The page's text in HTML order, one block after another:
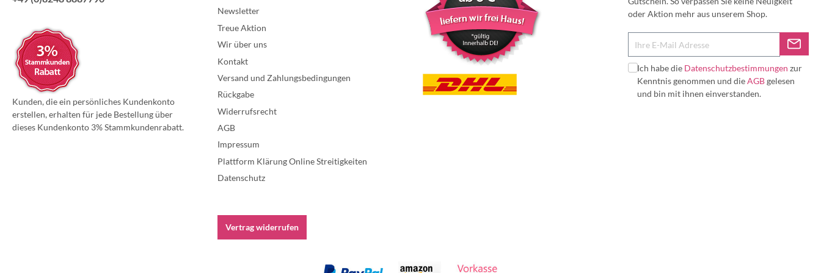
Kunden, die ein persönliches Kundenkonto
erstellen, erhalten für jede Bestellung über
dieses Kundenkonto 3% Stammkundenrabatt.
Newsletter
Treue Aktion
Wir über uns
Kontakt
Versand und Zahlungsbedingungen
Rückgabe
Widerrufsrecht
AGB
Impressum
Plattform Klärung Online Streitigkeiten
Datenschutz
Vertrag widerrufen
oder Aktion mehr aus unserem Shop.
Ich habe die Datenschutzbestimmungen zur
Kenntnis genommen und dieAGBgelesen
und bin mit ihnen einverstanden.